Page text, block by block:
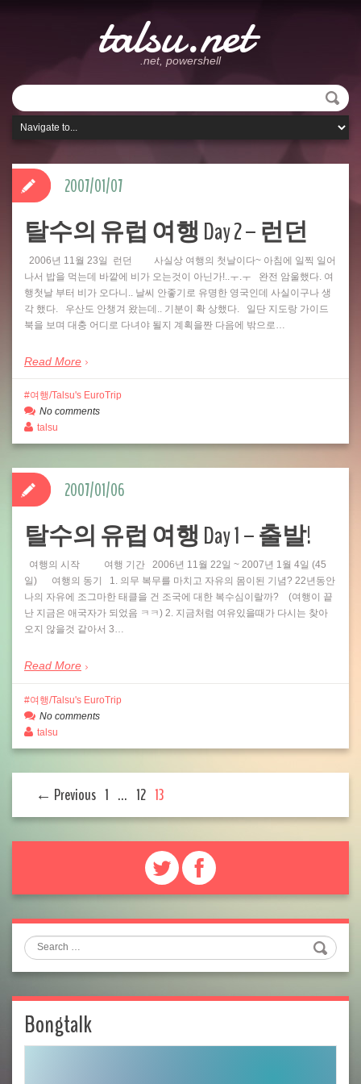
talsu.net
.net, powershell
탈수의 유럽 여행 Day 2 – 런던
2006년 11월 23일 런던 사실상 여행의 첫날이다~ 아침에 일찍 일어
나서 밥을 먹는데 바깥에 비가 오는것이 아닌가!..ㅜ.ㅜ 완전 암울했다. 여
행첫날 부터 비가 오다니.. 날씨 안좋기로 유명한 영국인데 사실이구나 생
각 했다. 우산도 안챙겨 왔는데.. 기분이 확 상했다. 일단 지도랑 가이드
북을 보며 대충 어디로 다녀야 될지 계획을짠 다음에 밖으로…
Read More
2007/01/07
여행/Talsu's EuroTrip
No comments
talsu
탈수의 유럽 여행 Day 1 – 출발!
여행의 시작 여행 기간 2006년 11월 22일 ~ 2007년 1월 4일 (45
일) 여행의 동기 1. 의무 복무를 마치고 자유의 몸이된 기념? 22년동안
나의 자유에 조그마한 태클을 건 조국에 대한 복수심이랄까? (여행이 끝
난 지금은 애국자가 되었음 ㅋㅋ) 2. 지금처럼 여유있을때가 다시는 찾아
오지 않을것 같아서 3…
Read More
2007/01/06
여행/Talsu's EuroTrip
No comments
talsu
← Previous 1 … 12 13
Search
Bongtalk